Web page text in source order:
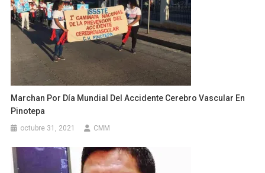
Marchan Por Día Mundial Del Accidente Cerebro Vascular En
Pinotepa
octubre 31, 2021 CMM